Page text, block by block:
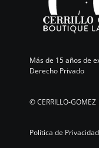
Más de 15 años de
Derecho Privado
©CERRILLO-
Política de Privacidad